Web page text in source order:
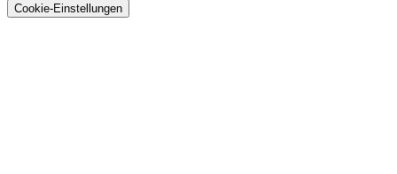
Cookie-Einstellungen